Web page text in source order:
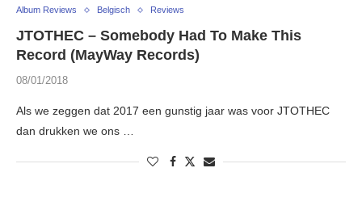
Album Reviews Belgisch Reviews
JTOTHEC – Somebody Had To Make This
Record (MayWay Records)
08/01/2018
Als we zeggen dat 2017 een gunstig jaar was voor JTOTHEC
dan drukken we ons …